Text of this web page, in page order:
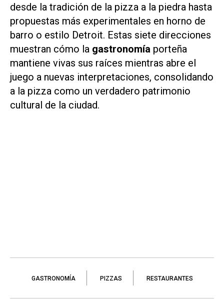
desde la tradición de la pizza a la piedra hasta
propuestas más experimentales en horno de
barro o estilo Detroit. Estas siete direcciones
muestran cómo la gastronomía porteña
mantiene vivas sus raíces mientras abre el
juego a nuevas interpretaciones, consolidando
a la pizza como un verdadero patrimonio
cultural de la ciudad.
GASTRONOMÍA PIZZAS RESTAURANTES